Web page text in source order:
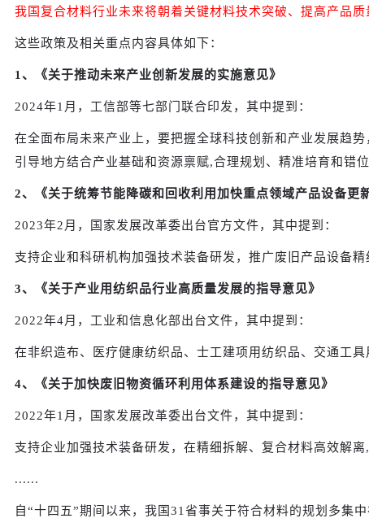
我国复合材料行业未来将朝着关键材料技术突破、提高产品
这些政策及相关重点内容具体如下：
1、《关于推动未来产业创新发展的实施意见》
2024年1月，工信部等七部门联合印发，其中提到：
在全面布局未来产业上，要把握全球科技创新和产业发展趋
引导地方结合产业基础和资源禀赋,合理规划、精准培育和错位
2、《关于统筹节能降碳和回收利用加快重点领域产品设备更
2023年2月，国家发展改革委出台官方文件，其中提到：
支持企业和科研机构加强技术装备研发，推广废旧产品设备
3、《关于产业用纺织品行业高质量发展的指导意见》
2022年4月，工业和信息化部出台文件，其中提到：
在非织造布、医疗健康纺织品、士工建项用纺织品、交通工
4、《关于加快废旧物资循环利用体系建设的指导意见》
2022年1月，国家发展改革委出台文件，其中提到：
支持企业加强技术装备研发，在精细拆解、复合材料高效解
......
自“十四五”期间以来，我国31省事关于符合材料的规划多集